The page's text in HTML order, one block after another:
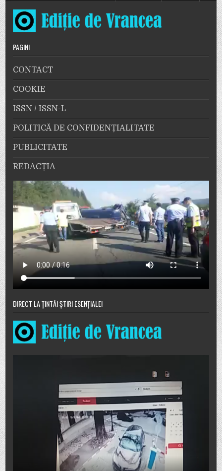
PAGINI
CONTACT
COOKIE
ISSN / ISSN-L
POLITICĂ DE CONFIDENȚIALITATE
PUBLICITATE
REDACȚIA
DIRECT LA ȚINTĂ! ȘTIRI ESENȚIALE!